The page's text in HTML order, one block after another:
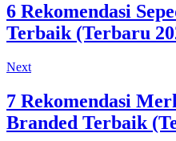
6 Rekomendasi
Terbaik (Terbaru
Next
7 Rekomendasi
Branded Terbaik